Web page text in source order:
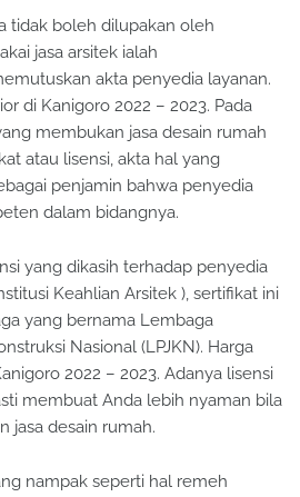
tidak boleh dilupakan oleh
jasa arsitek ialah
akta penyedia layanan.
di Kanigoro 2022 – 2023. Pada
membukan jasa desain rumah
atau lisensi, akta hal yang
penjamin bahwa penyedia
dalam bidangnya.
yang dikasih terhadap penyedia
Keahlian Arsitek ), sertifikat ini
yang bernama Lembaga
Nasional (LPJKN). Harga
2022 – 2023. Adanya lisensi
membuat Anda lebih nyaman bila
jasa desain rumah.
nampak seperti hal remeh